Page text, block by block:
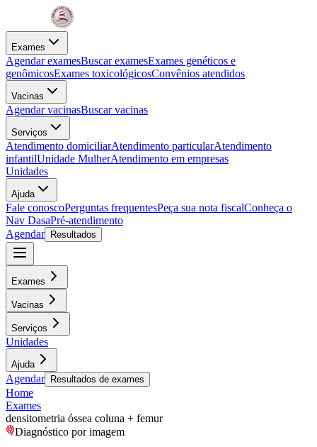
Exames
Agendar examesBuscar examesExames genéticos e
genômicosExames toxicológicosConvênios atendidos
Vacinas
Agendar vacinasBuscar vacinas
Serviços
Atendimento domiciliarAtendimento particularAtendimento
infantilUnidade MulherAtendimento em empresas
Unidades
Ajuda
Fale conoscoPerguntas frequentesPeça sua nota fiscalConheça o
Nav DasaPré-atendimento
Agendar
Resultados
Exames
Vacinas
Serviços
Unidades
Ajuda
Agendar Resultados de exames
Home
Exames
densitometria óssea coluna + femur
Diagnóstico por imagem